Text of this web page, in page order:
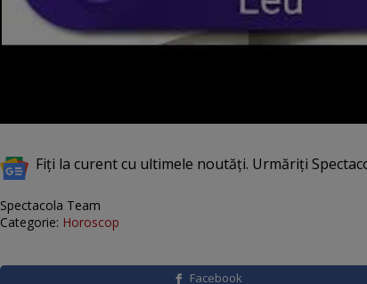
Fiți la curent cu ultimele noutăți. Urmăriți
Spectacola Team
Categorie: Horoscop
Facebook